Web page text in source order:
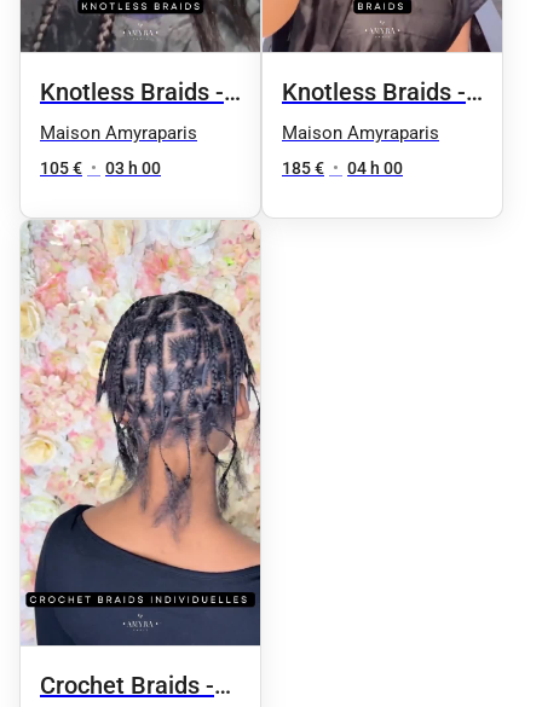
Knotless Braids -
Taille 1 / épaules
Maison Amyraparis
105 € • 03 h 00
Knotless Braids -
Taille 6 /
Jusqu'aux
Maison Amyraparis
185 € • 04 h 00
Crochet Braids -